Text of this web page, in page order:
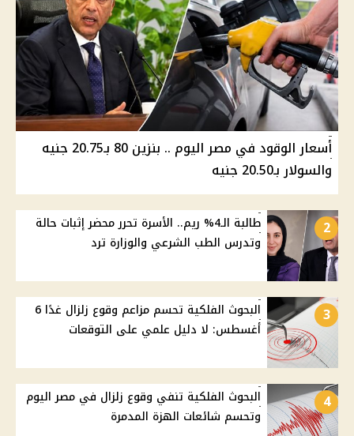
أسعار الوقود في مصر اليوم .. بنزين 80 بـ20.75 جنيه
والسولار بـ20.50 جنيه
2
طالبة الـ4% ريم.. الأسرة تحرر محضر إثبات حالة
وتدرس الطب الشرعي والوزارة ترد
3
البحوث الفلكية تحسم مزاعم وقوع زلزال غدًا 6
أغسطس: لا دليل علمي على التوقعات
4
البحوث الفلكية تنفي وقوع زلزال في مصر اليوم
وتحسم شائعات الهزة المدمرة